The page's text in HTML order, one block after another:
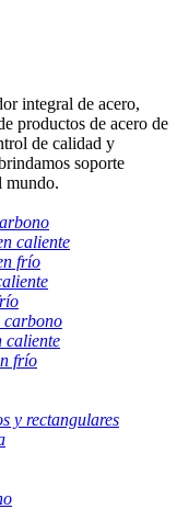
integral de acero,
productos de acero de
de calidad y
soporte
mundo.
caliente
frío
carbono
caliente
frío
y rectangulares